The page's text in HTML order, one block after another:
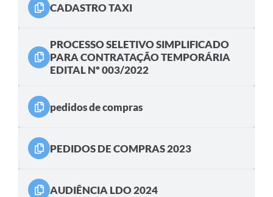
CADASTRO TAXI
PROCESSO SELETIVO SIMPLIFICADO
PARA CONTRATAÇÃO TEMPORÁRIA
EDITAL Nº 003/2022
pedidos de compras
PEDIDOS DE COMPRAS 2023
AUDIÊNCIA LDO 2024